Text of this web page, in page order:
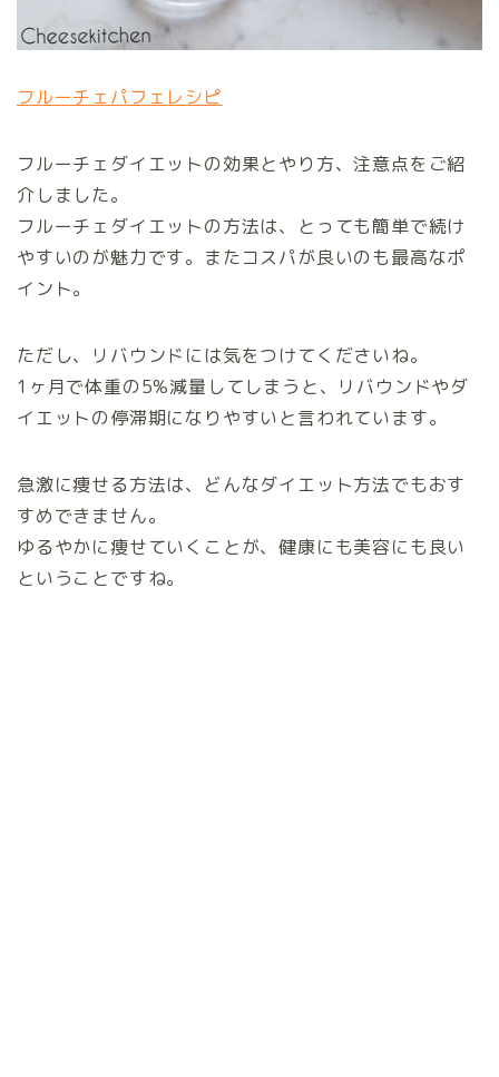
フルーチェパフェレシピ
フルーチェダイエットの効果とやり方、注意点をご紹
介しました。
フルーチェダイエットの方法は、とっても簡単で続け
やすいのが魅力です。またコスパが良いのも最高なポ
イント。
ただし、リバウンドには気をつけてくださいね。
1ヶ月で体重の5%減量してしまうと、リバウンドやダ
イエットの停滞期になりやすいと言われています。
急激に痩せる方法は、どんなダイエット方法でもおす
すめできません。
ゆるやかに痩せていくことが、健康にも美容にも良い
ということですね。